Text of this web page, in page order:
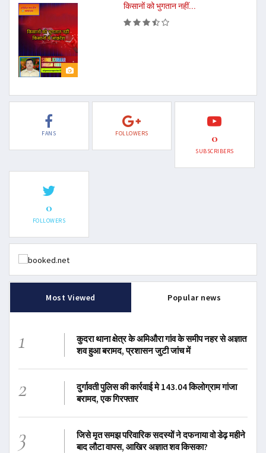
किसानों को भुगतान नहीं...
FANS FOLLOWERS 0
SUBSCRIBERS
0
FOLLOWERS
Most Viewed Popular news
1
कुदरा थाना क्षेत्र के अमिऔरा गांव के समीप नहर से अज्ञात
शव हुआ बरामद, प्रशासन जुटी जांच में
2
दुर्गावती पुलिस की कार्रवाई मे 143.04 किलोग्राम गांजा
बरामद, एक गिरफ्तार
3
जिसे मृत समझ परिवारिक सदस्यों ने दफनाया वो डेढ़ महीने
बाद लौटा वापस, आखिर अज्ञात शव किसका?